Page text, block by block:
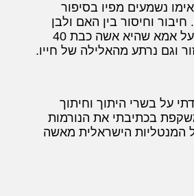
נשמעים מפיו בסיפור
וחיסור בין האם ולבן
ומבטו של הבן,הילד, על אמא שהיא אשה כבת 40
וגם נרתע מהאלילה של חייו.
על בשרי היתוך וחיתוך
בכתיבתי את הנורמות
המנטליות הישראלית מאשה